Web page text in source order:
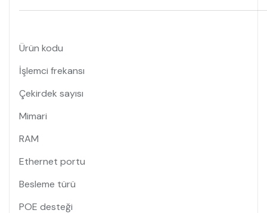
Ürün kodu
İşlemci frekansı
Çekirdek sayısı
Mimari
RAM
Ethernet portu
Besleme türü
POE desteği